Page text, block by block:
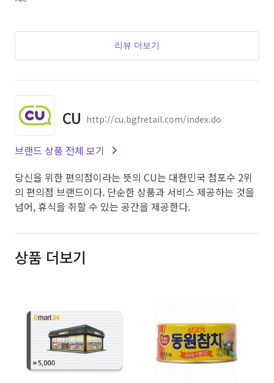
리뷰 더보기
CU http://cu.bgfretail.com/index.do
브랜드 상품 전체 보기
당신을 위한 편의점이라는 뜻의 CU는 대한민국 점포수 2위
의 편의점 브랜드이다. 단순한 상품과 서비스 제공하는 것을
넘어, 휴식을 취할 수 있는 공간을 제공한다.
상품 더보기